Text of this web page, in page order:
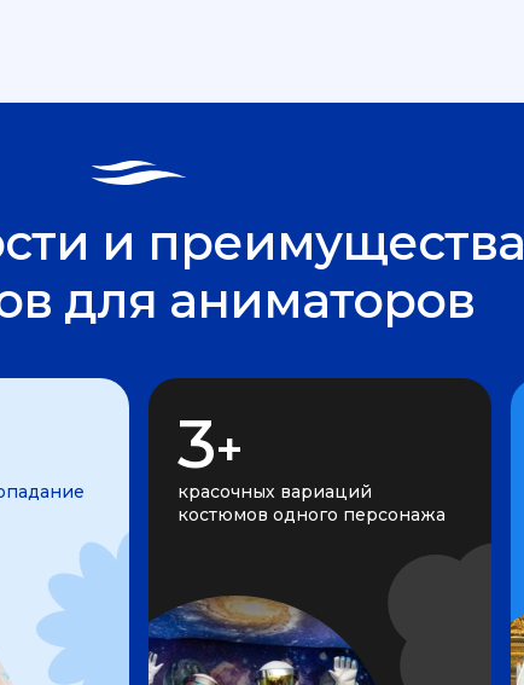
и преимущества
для аниматоров
3+
красочных вариаций
костюмов одного персонажа